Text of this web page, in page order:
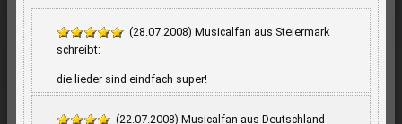
(28.07.2008) Musicalfan aus Steiermark
schreibt:
die lieder sind eindfach super!
(22.07.2008) Musicalfan aus Deutschland